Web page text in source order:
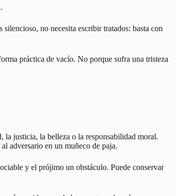
no necesita escribir tratados: basta con
práctica de vacío. No porque sufra una tristeza
la justicia, la belleza o la responsabilidad moral.
adversario en un muñeco de paja.
y el prójimo un obstáculo. Puede conservar